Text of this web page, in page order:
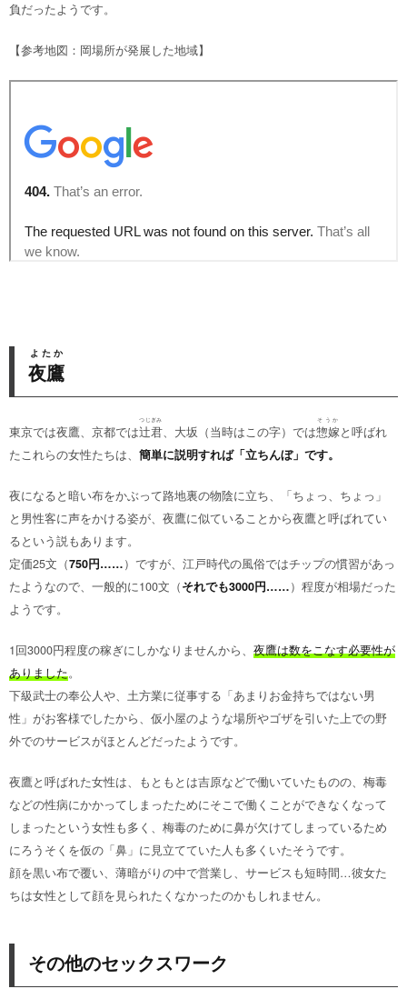
負だったようです。
【参考地図：岡場所が発展した地域】
夜鷹
よたか
東京では夜鷹、京都では辻君
つじぎみ
、大坂（当時はこの字）では惣嫁
そうか
と呼ばれ
たこれらの女性たちは、 簡単に説明すれば「立ちんぼ」です。
夜になると暗い布をかぶって路地裏の物陰に立ち、「ちょっ、ちょっ」
と男性客に声をかける姿が、夜鷹に似ていることから夜鷹と呼ばれてい
るという説もあります。
定価25文（750円……）ですが、江戸時代の風俗ではチップの慣習があっ
たようなので、一般的に100文（それでも3000円……）程度が相場だった
ようです。
1回3000円程度の稼ぎにしかなりませんから、 夜鷹は数をこなす必要性が
ありました。
下級武士の奉公人や、土方業に従事する「あまりお金持ちではない男
性」がお客様でしたから、仮小屋のような場所やゴザを引いた上での野
外でのサービスがほとんどだったようです。
夜鷹と呼ばれた女性は、もともとは吉原などで働いていたものの、梅毒
などの性病にかかってしまったためにそこで働くことができなくなって
しまったという女性も多く、梅毒のために鼻が欠けてしまっているため
にろうそくを仮の「鼻」に見立てていた人も多くいたそうです。
顔を黒い布で覆い、薄暗がりの中で営業し、サービスも短時間…彼女た
ちは女性として顔を見られたくなかったのかもしれません。
その他のセックスワーク